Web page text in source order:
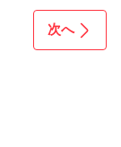
次へ